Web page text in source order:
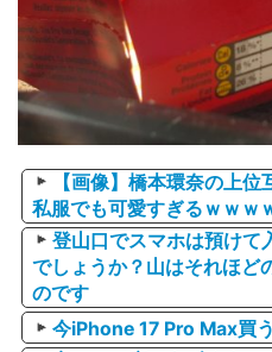
【画像】橋本環奈の上位
私服でも可愛すぎるｗｗｗ
登山口でスマホは預けて
でしょうか？山はそれほど
のです
今iPhone 17 Pro Max買